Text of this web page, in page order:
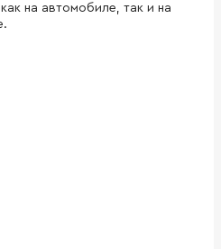
на автомобиле, так и на